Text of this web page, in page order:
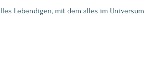
Lebendigen, mit dem alles im Universum